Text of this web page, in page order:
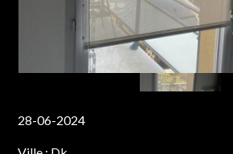
28-06-2024